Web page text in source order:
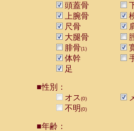
頭蓋骨
上腕骨
尺骨
大腿骨
腓骨(1)
体幹
足
■性別：
オス(0)
不明(0)
■年齢：